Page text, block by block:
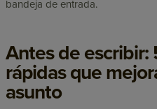
bandeja de entrada.
Antes de escribir:
rápidas que
asunto